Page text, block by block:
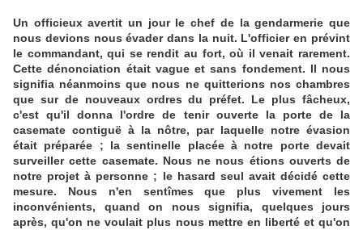
Un officieux avertit un jour le chef de la gendarmerie que
nous devions nous évader dans la nuit. L'officier en prévint
le commandant, qui se rendit au fort, où il venait rarement.
Cette dénonciation était vague et sans fondement. Il nous
signifia néanmoins que nous ne quitterions nos chambres
que sur de nouveaux ordres du préfet. Le plus fâcheux,
c'est qu'il donna l'ordre de tenir ouverte la porte de la
casemate contiguë à la nôtre, par laquelle notre évasion
était préparée ; la sentinelle placée à notre porte devait
surveiller cette casemate. Nous ne nous étions ouverts de
notre projet à personne ; le hasard seul avait décidé cette
mesure. Nous n'en sentîmes que plus vivement les
inconvénients, quand on nous signifia, quelques jours
après, qu'on ne voulait plus nous mettre en liberté et qu'on